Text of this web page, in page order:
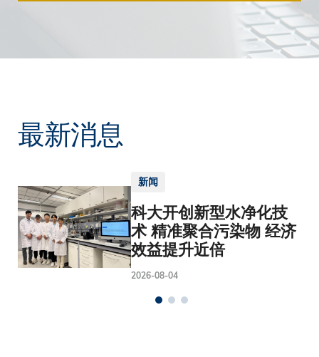
最新消息
新闻
科大开创新型水净化技
术 精准聚合污染物 经济
效益提升近倍
2026-08-04